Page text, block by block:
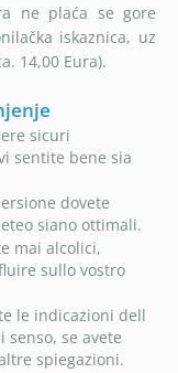
ne plaća se gore
iskaznica, uz
14,00 Eura).
sicuri
sentite bene sia
dovete
siano ottimali.
mai alcolici,
sullo vostro
le indicazioni dell
se avete
spiegazioni.